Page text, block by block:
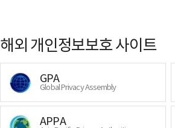
해외 개인정보보호 사이트
GPA
Global Privacy Assembly
APPA